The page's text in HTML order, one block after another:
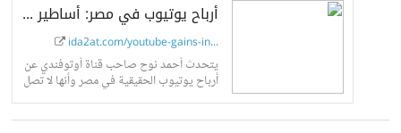
أرباح يوتيوب في مصر: أساطير الثراء بين ليلة وضحاها – إضاءات
ida2at.com/youtube-gains-in...
يتحدث أحمد نوح صاحب قناة أوتوفندي عن
أرباح يوتيوب الحقيقية في مصر وأنها لا تصل